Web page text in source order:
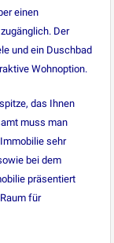
einen
Der
und ein Duschbad
Wohnoption.
das Ihnen
muss man
sehr
bei dem
präsentiert
für